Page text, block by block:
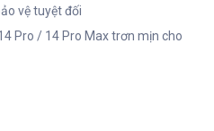
vệ tuyệt đối
Pro / 14 Pro Max trơn mịn cho